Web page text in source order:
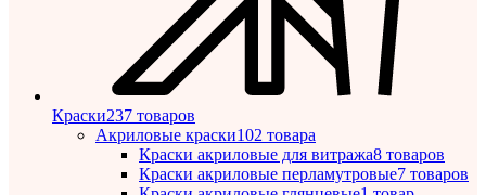
Краски237 товаров
Акриловые краски102 товара
Краски акриловые для витража8 товаров
Краски акриловые перламутровые7 товаров